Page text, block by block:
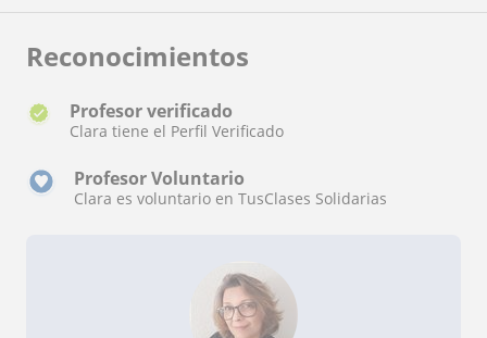
Reconocimientos
Profesor verificado
Clara tiene el Perfil Verificado
Profesor Voluntario
Clara es voluntario en TusClases Solidarias